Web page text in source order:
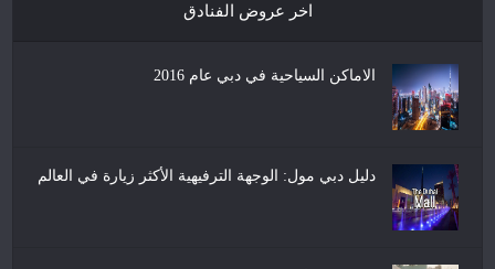
اخر عروض الفنادق
الاماكن السياحية في دبي عام 2016
دليل دبي مول: الوجهة الترفيهية الأكثر زيارة في العالم